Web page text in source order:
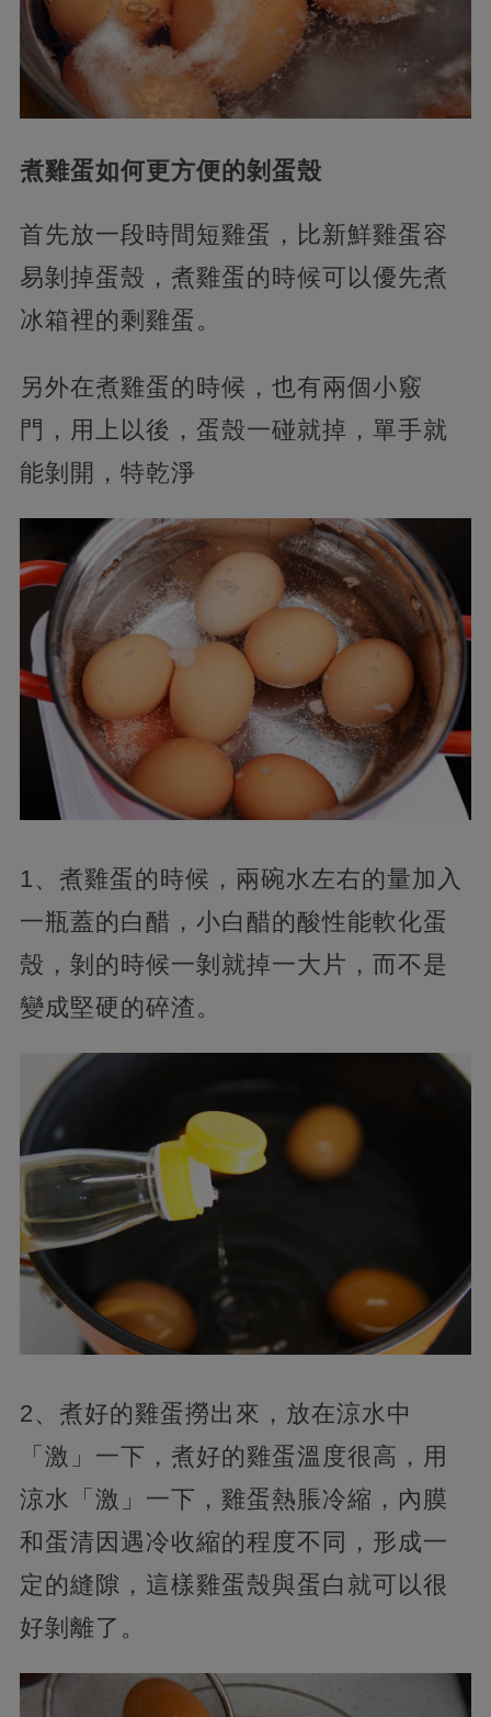
煮雞蛋如何更方便的剝蛋殼
首先放一段時間短雞蛋，比新鮮雞蛋容
易剝掉蛋殼，煮雞蛋的時候可以優先煮
冰箱裡的剩雞蛋。
另外在煮雞蛋的時候，也有兩個小竅
門，用上以後，蛋殼一碰就掉，單手就
能剝開，特乾淨
1、煮雞蛋的時候，兩碗水左右的量加入
一瓶蓋的白醋，小白醋的酸性能軟化蛋
殼，剝的時候一剝就掉一大片，而不是
變成堅硬的碎渣。
2、煮好的雞蛋撈出來，放在涼水中
「激」一下，煮好的雞蛋溫度很高，用
涼水「激」一下，雞蛋熱脹冷縮，內膜
和蛋清因遇冷收縮的程度不同，形成一
定的縫隙，這樣雞蛋殼與蛋白就可以很
好剝離了。